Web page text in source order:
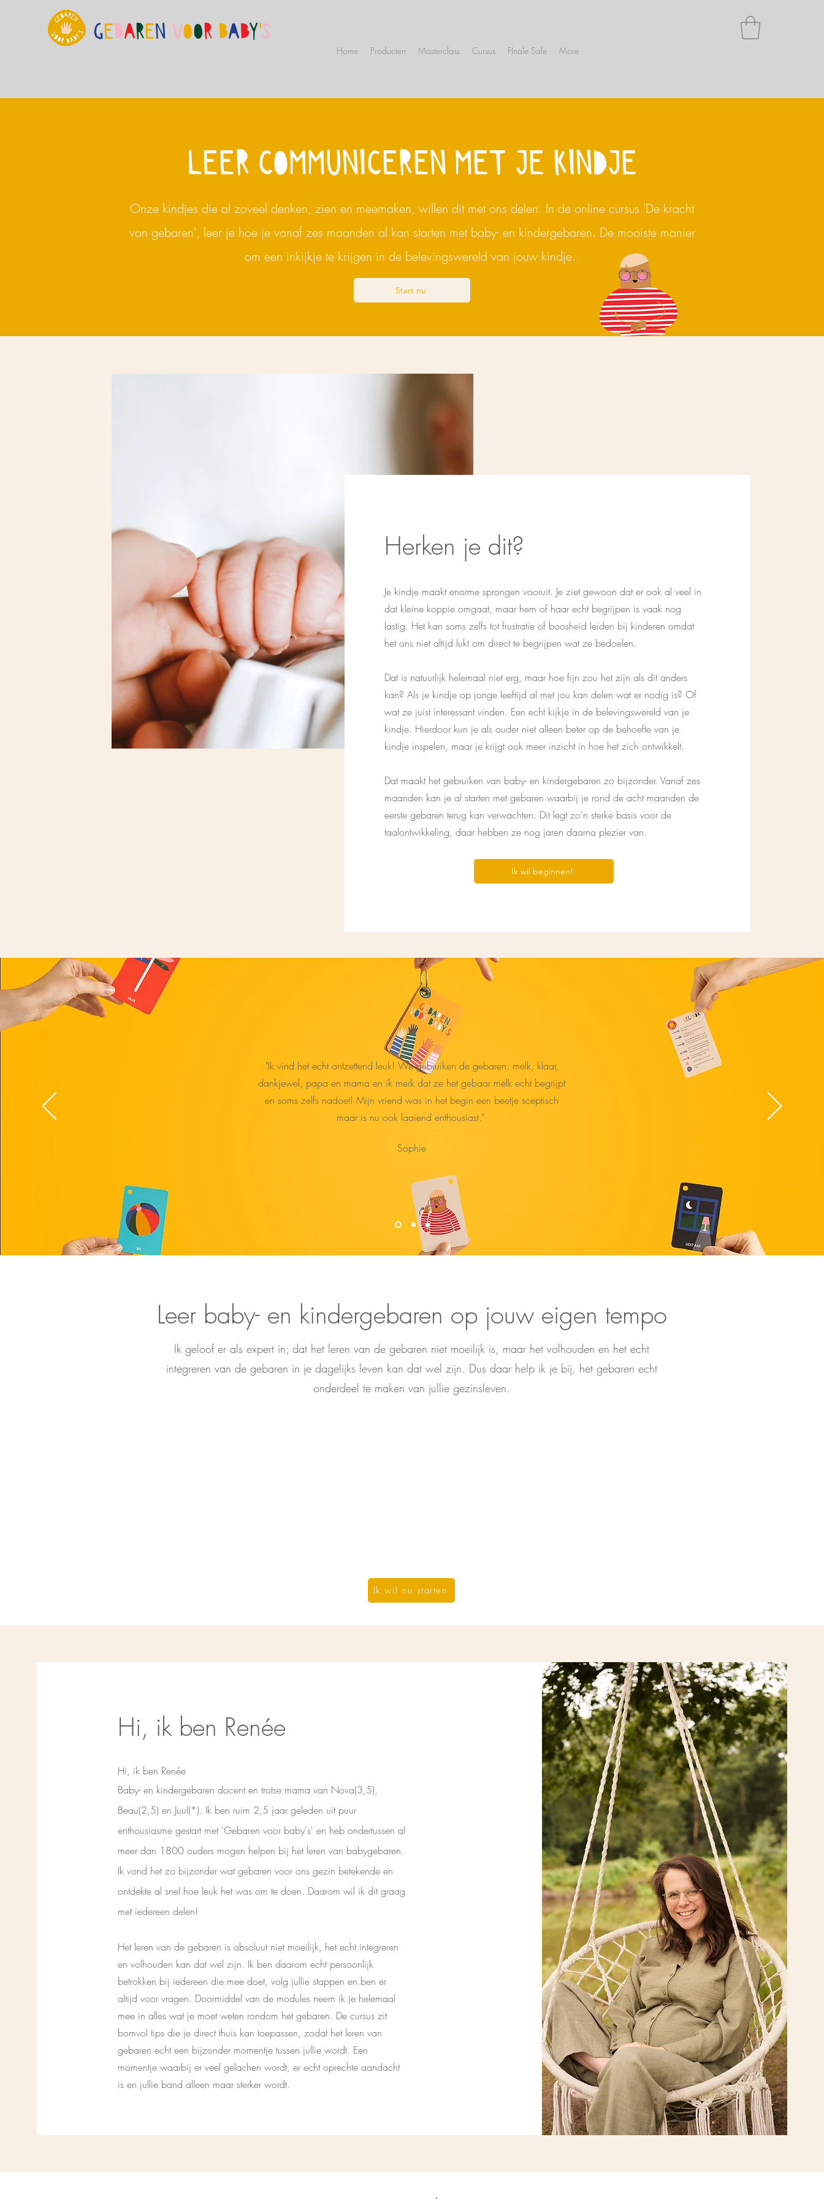
GEBAREN VOOR BABY'S
Home Producten Masterclass Cursus FInale Sale More
LEER COMMUNICEREN MET JE KINDJE
Onze kindjes die al zoveel denken, zien en meemaken, willen dit met ons delen. In de online cursus 'De kracht
van gebaren', leer je hoe je vanaf zes maanden al kan starten met baby- en kindergebaren. De mooiste manier
om een inkijkje te krijgen in de belevingswereld van jouw kindje.
Start nu
Herken je dit?
Je kindje maakt enorme sprongen vooruit. Je ziet gewoon dat er ook al veel in
dat kleine koppie omgaat, maar hem of haar echt begrijpen is vaak nog
lastig. Het kan soms zelfs tot frustratie of boosheid leiden bij kinderen omdat
het ons niet altijd lukt om direct te begrijpen wat ze bedoelen.
Dat is natuurlijk helemaal niet erg, maar hoe fijn zou het zijn als dit anders
kan? Als je kindje op jonge leeftijd al met jou kan delen wat er nodig is? Of
wat ze juist interessant vinden. Een echt kijkje in de belevingswereld van je
kindje. Hierdoor kun je als ouder niet alleen beter op de behoefte van je
kindje inspelen, maar je krijgt ook meer inzicht in hoe het zich ontwikkelt.
Dat maakt het gebruiken van baby- en kindergebaren zo bijzonder. Vanaf zes
maanden kan je al starten met gebaren waarbij je rond de acht maanden de
eerste gebaren terug kan verwachten. Dit legt zo'n sterke basis voor de
taalontwikkeling, daar hebben ze nog jaren daarna plezier van.
Ik wil beginnen!
"Ik vind het echt ontzettend leuk! We gebruiken de gebaren: melk, klaar,
dankjewel, papa en mama en ik merk dat ze het gebaar melk echt begrijpt
en soms zelfs nadoet! Mijn vriend was in het begin een beetje sceptisch
maar is nu ook laaiend enthousiast."
Sophie
Leer baby- en kindergebaren op jouw eigen tempo
Ik geloof er als expert in; dat het leren van de gebaren niet moeilijk is, maar het volhouden en het echt
integreren van de gebaren in je dagelijks leven kan dat wel zijn. Dus daar help ik je bij, het gebaren echt
onderdeel te maken van jullie gezinsleven.
Ik wil nu starten
Hi, ik ben Renée
Hi, ik ben Renée
Baby- en kindergebaren docent en trotse mama van Nova(3,5),
Beau(2,5) en Juul(*). Ik ben ruim 2,5 jaar geleden uit puur
enthousiasme gestart met 'Gebaren voor baby's' en heb ondertussen al
meer dan 1800 ouders mogen helpen bij het leren van babygebaren.
Ik vond het zo bijzonder wat gebaren voor ons gezin betekende en
ontdekte al snel hoe leuk het was om te doen. Daarom wil ik dit graag
met iedereen delen!
Het leren van de gebaren is absoluut niet moeilijk, het echt integreren
en volhouden kan dat wel zijn. Ik ben daarom echt persoonlijk
betrokken bij iedereen die mee doet, volg jullie stappen en ben er
altijd voor vragen. Doormiddel van de modules neem ik je helemaal
mee in alles wat je moet weten rondom het gebaren. De cursus zit
bomvol tips die je direct thuis kan toepassen, zodat het leren van
gebaren echt een bijzonder momentje tussen jullie wordt. Een
momentje waarbij er veel gelachen wordt, er echt oprechte aandacht
is en jullie band alleen maar sterker wordt.